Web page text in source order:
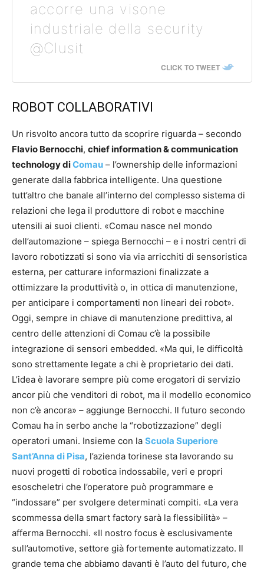
accorre una visone
industriale della security
@Clusit
CLICK TO TWEET
ROBOT COLLABORATIVI
Un risvolto ancora tutto da scoprire riguarda – secondo
Flavio Bernocchi, chief information & communication
technology diComau – l’ownership delle informazioni
generate dalla fabbrica intelligente. Una questione
tutt’altro che banale all’interno del complesso sistema di
relazioni che lega il produttore di robot e macchine
utensili ai suoi clienti. «Comau nasce nel mondo
dell’automazione – spiega Bernocchi – e i nostri centri di
lavoro robotizzati si sono via via arricchiti di sensoristica
esterna, per catturare informazioni finalizzate a
ottimizzare la produttività o, in ottica di manutenzione,
per anticipare i comportamenti non lineari dei robot».
Oggi, sempre in chiave di manutenzione predittiva, al
centro delle attenzioni di Comau c’è la possibile
integrazione di sensori embedded. «Ma qui, le difficoltà
sono strettamente legate a chi è proprietario dei dati.
L’idea è lavorare sempre più come erogatori di servizio
ancor più che venditori di robot, ma il modello economico
non c’è ancora» – aggiunge Bernocchi. Il futuro secondo
Comau ha in serbo anche la “robotizzazione” degli
operatori umani. Insieme con la Scuola Superiore
Sant’Anna di Pisa, l’azienda torinese sta lavorando su
nuovi progetti di robotica indossabile, veri e propri
esoscheletri che l’operatore può programmare e
“indossare” per svolgere determinati compiti. «La vera
scommessa della smart factory sarà la flessibilità» –
afferma Bernocchi. «Il nostro focus è esclusivamente
sull’automotive, settore già fortemente automatizzato. Il
grande tema che abbiamo davanti è l’auto del futuro, che